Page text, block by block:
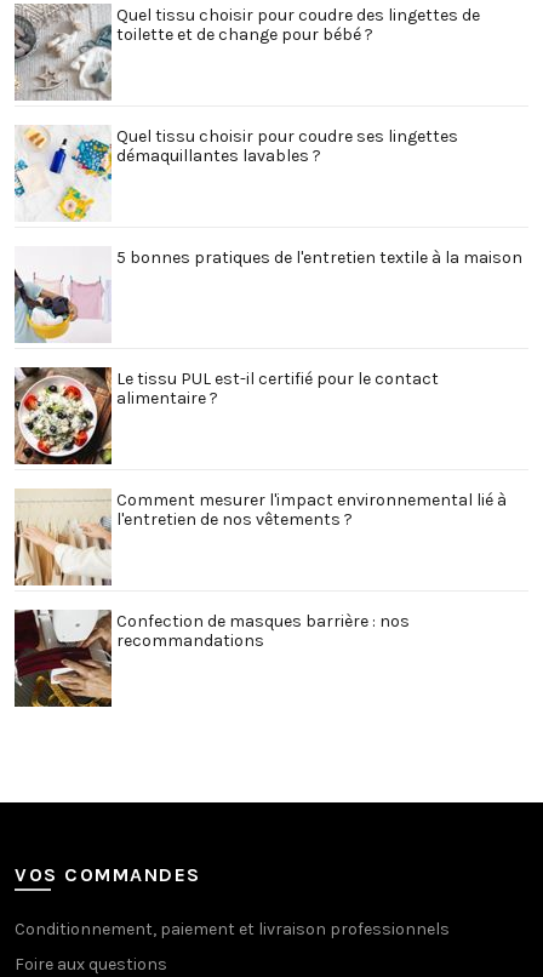
Quel tissu choisir pour coudre des lingettes de
toilette et de change pour bébé ?
Quel tissu choisir pour coudre ses lingettes
démaquillantes lavables ?
5 bonnes pratiques de l'entretien textile à la maison
Le tissu PUL est-il certifié pour le contact
alimentaire ?
Comment mesurer l'impact environnemental lié à
l'entretien de nos vêtements ?
Confection de masques barrière : nos
recommandations
VOS COMMANDES
Conditionnement, paiement et livraison professionnels
Foire aux questions